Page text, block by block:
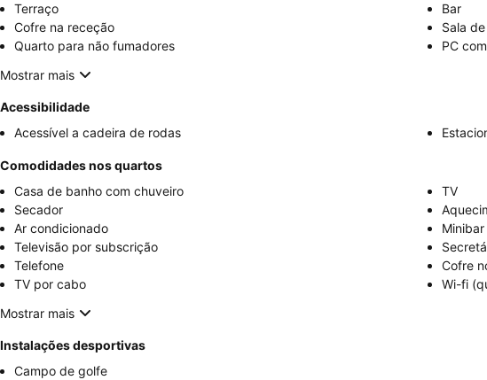
Terraço
Bar
Cofre na receção
Sala
Quarto para não fumadores
PC
Mostrar mais
Acessibilidade
Acessível a cadeira de rodas
Comodidades nos quartos
Casa de banho com chuveiro
TV
Secador
Ar condicionado
Minibar
Televisão por subscrição
Telefone
Cofre
TV por cabo
Wi-fi
Mostrar mais
Instalações desportivas
Campo de golfe